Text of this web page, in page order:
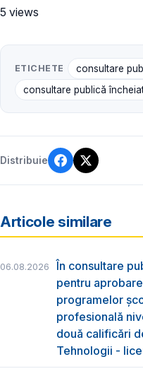
5 views
ETICHETE consultare
consultare publică
Distribuie
Articole similare
06.08.2026
În consultare
pentru
programelor
profesională
două calificări
Tehnologii -